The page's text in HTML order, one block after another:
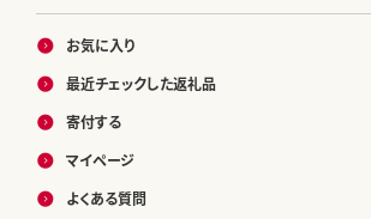
お気に入り
最近チェックした返礼品
寄付する
マイページ
よくある質問